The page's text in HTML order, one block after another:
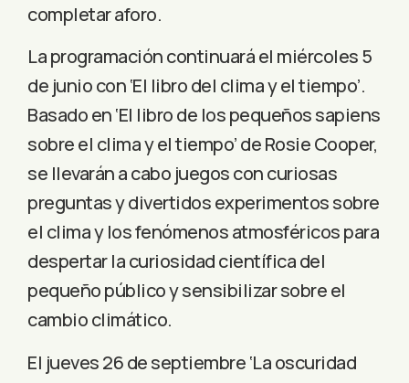
completar aforo.
La programación continuará el miércoles 5
de junio con ‘El libro del clima y el tiempo’.
Basado en ‘El libro de los pequeños sapiens
sobre el clima y el tiempo’ de Rosie Cooper,
se llevarán a cabo juegos con curiosas
preguntas y divertidos experimentos sobre
el clima y los fenómenos atmosféricos para
despertar la curiosidad científica del
pequeño público y sensibilizar sobre el
cambio climático.
El jueves 26 de septiembre ‘La oscuridad